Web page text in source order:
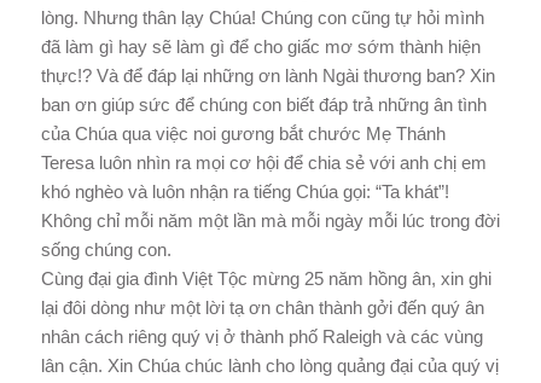
lòng. Nhưng thân lạy Chúa! Chúng con cũng tự hỏi mình
đã làm gì hay sẽ làm gì để cho giấc mơ sớm thành hiện
thực!? Và để đáp lại những ơn lành Ngài thương ban? Xin
ban ơn giúp sức để chúng con biết đáp trả những ân tình
của Chúa qua việc noi gương bắt chước Mẹ Thánh
Teresa luôn nhìn ra mọi cơ hội để chia sẻ với anh chị em
khó nghèo và luôn nhận ra tiếng Chúa gọi: “Ta khát”!
Không chỉ mỗi năm một lần mà mỗi ngày mỗi lúc trong đời
sống chúng con.
Cùng đại gia đình Việt Tộc mừng 25 năm hồng ân, xin ghi
lại đôi dòng như một lời tạ ơn chân thành gởi đến quý ân
nhân cách riêng quý vị ở thành phố Raleigh và các vùng
lân cận. Xin Chúa chúc lành cho lòng quảng đại của quý vị